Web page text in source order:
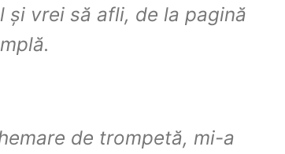
vrei să afli, de la pagină
de trompetă, mi-a